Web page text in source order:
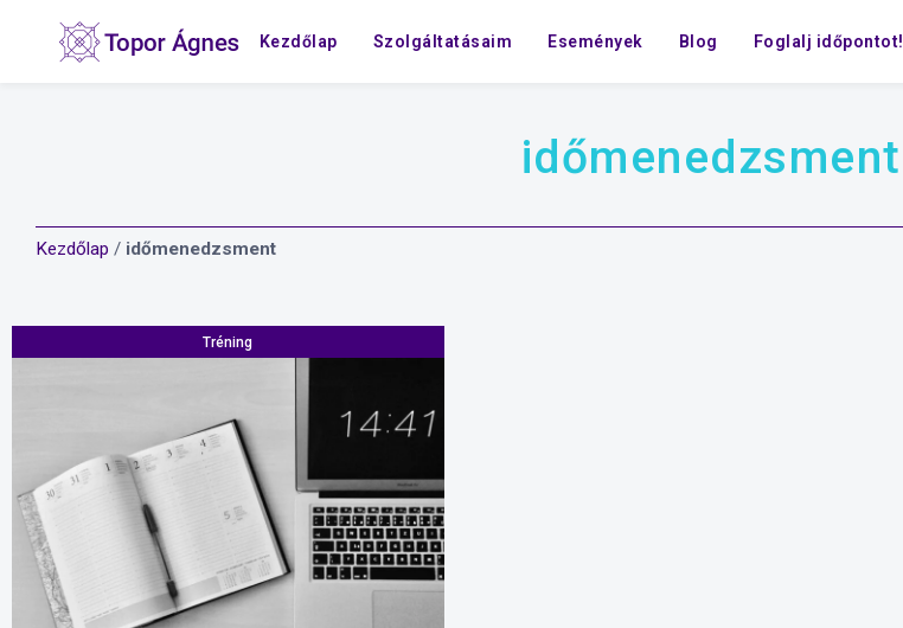
Kezdőlap Szolgáltatásaim Események Blog Foglalj időpontot!
időmenedzsment
Kezdőlap / időmenedzsment
Tréning